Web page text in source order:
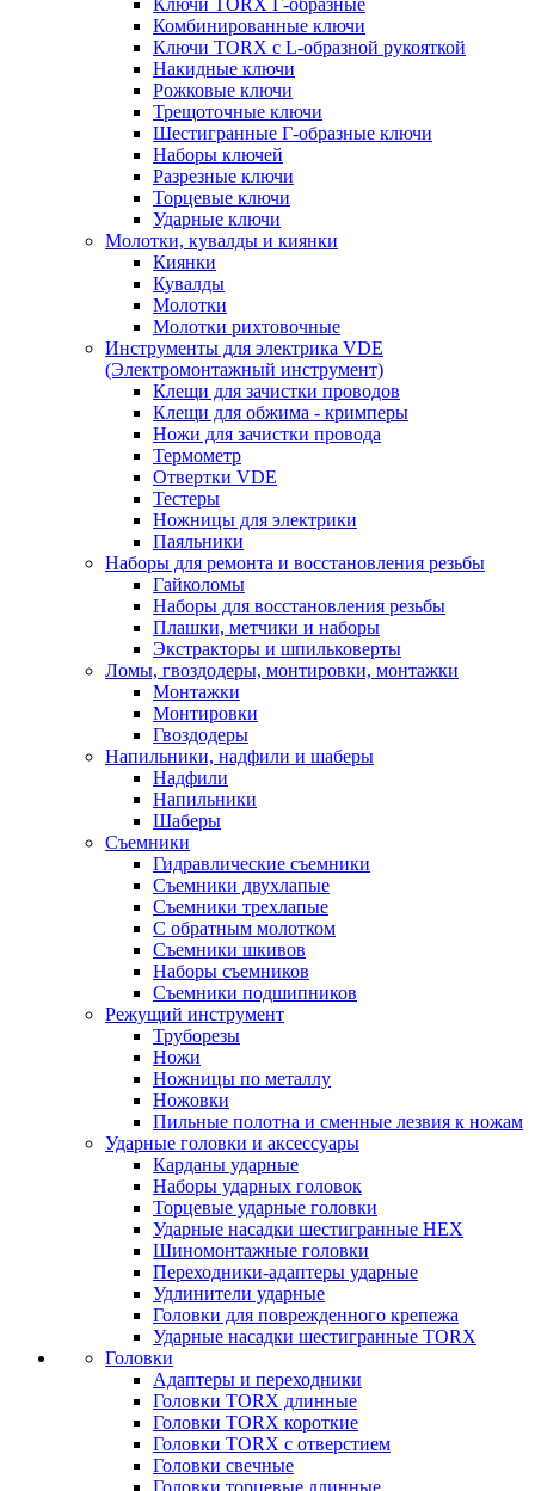
Ключи TORX Г-образные
Комбинированные ключи
Ключи TORX с L-образной рукояткой
Накидные ключи
Рожковые ключи
Трещоточные ключи
Шестигранные Г-образные ключи
Наборы ключей
Разрезные ключи
Торцевые ключи
Ударные ключи
Молотки, кувалды и киянки
Киянки
Кувалды
Молотки
Молотки рихтовочные
Инструменты для электрика VDE
(Электромонтажный инструмент)
Клещи для зачистки проводов
Клещи для обжима - кримперы
Ножи для зачистки провода
Термометр
Отвертки VDE
Тестеры
Ножницы для электрики
Паяльники
Наборы для ремонта и восстановления резьбы
Гайколомы
Наборы для восстановления резьбы
Плашки, метчики и наборы
Экстракторы и шпильковерты
Ломы, гвоздодеры, монтировки, монтажки
Монтажки
Монтировки
Гвоздодеры
Напильники, надфили и шаберы
Надфили
Напильники
Шаберы
Съемники
Гидравлические съемники
Съемники двухлапые
Съемники трехлапые
С обратным молотком
Съемники шкивов
Наборы съемников
Съемники подшипников
Режущий инструмент
Труборезы
Ножи
Ножницы по металлу
Ножовки
Пильные полотна и сменные лезвия к ножам
Ударные головки и аксессуары
Карданы ударные
Наборы ударных головок
Торцевые ударные головки
Ударные насадки шестигранные HEX
Шиномонтажные головки
Переходники-адаптеры ударные
Удлинители ударные
Головки для поврежденного крепежа
Ударные насадки шестигранные TORX
Головки
Адаптеры и переходники
Головки TORX длинные
Головки TORX короткие
Головки TORX с отверстием
Головки свечные
Головки торцевые длинные